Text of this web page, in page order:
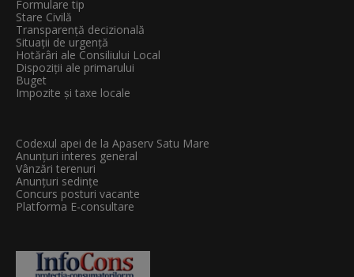
Formulare tip
Stare Civilă
Transparenţă decizională
Situații de urgență
Hotărâri ale Consiliului Local
Dispoziții ale primarului
Buget
Impozite și taxe locale
Codexul apei de la Apaserv Satu Mare
Anunțuri interes general
Vânzări terenuri
Anunțuri sedințe
Concurs posturi vacante
Platforma E-consultare